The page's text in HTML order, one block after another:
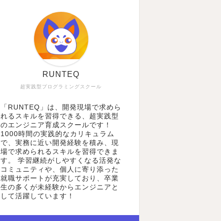
超実践型プログラミングスクール
RUNTEQ
「RUNTEQ」は、開発現場で求めら
れるスキルを習得できる、超実践型
のエンジニア育成スクールです！
1000時間の実践的なカリキュラム
で、実務に近い開発経験を積み、現
場で求められるスキルを習得できま
す。 学習継続がしやすくなる活発な
コミュニティや、個人に寄り添った
就職サポートが充実しており、卒業
生の多くが未経験からエンジニアと
して活躍しています！